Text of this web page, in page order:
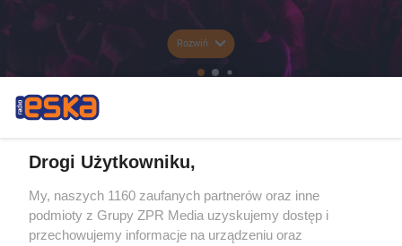
Rozwiń
Drogi Użytkowniku,
My, naszych 1160 zaufanych partnerów oraz inne
podmioty z Grupy ZPR Media uzyskujemy dostęp i
przechowujemy informacje na urządzeniu oraz